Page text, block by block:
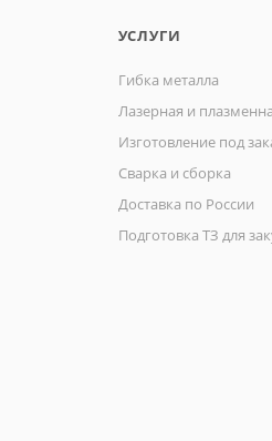
УСЛУГИ
Гибка металла
Лазерная и
Изготовление под
Сварка и сборка
Доставка по России
Подготовка ТЗ для